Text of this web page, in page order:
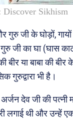
Discover Sikhism
गुरु जी के घोड़ों,
जी का घा (घास
बीर या बाबा की
गुरुद्वारा भी है।
देव जी की पत्नी
लगाई थी और उन्हें